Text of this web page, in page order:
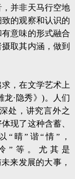
并非天马行空地
的观察和认识的
意味的形式融合
取其内涵，做到
，在文学艺术上
龙·隐秀》)。人们
处，讲究言外之
现了这种含蓄、
“晴”谐“情”，
”等。尤其是
来发展的大事，